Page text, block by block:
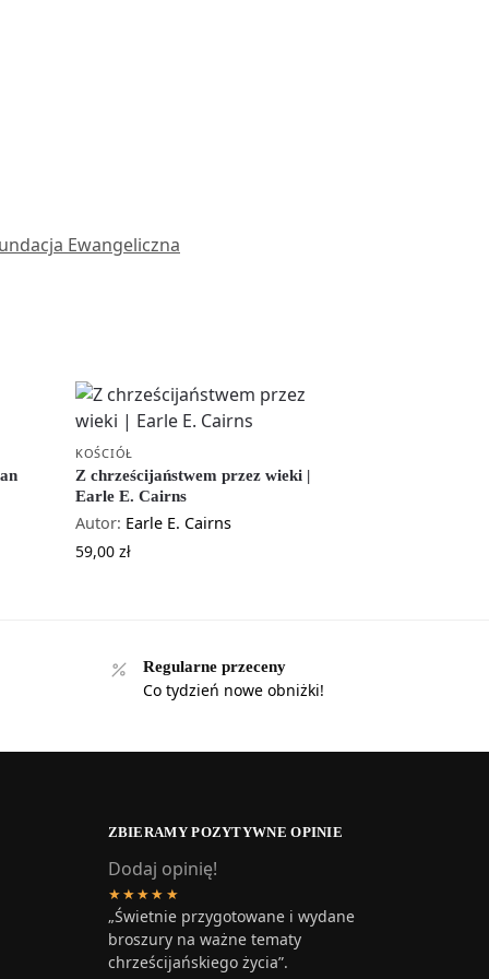
Ewangeliczna
KOŚCIÓŁ
Z chrześcijaństwem przez wieki |
Earle E. Cairns
Autor: Earle E. Cairns
59,00zł
Regularne przeceny
Co tydzień nowe obniżki!
ZBIERAMY POZYTYWNE OPINIE
Dodaj opinię!
★★★★★
„Świetnie przygotowane i wydane
broszury na ważne tematy
chrześcijańskiego życia”.